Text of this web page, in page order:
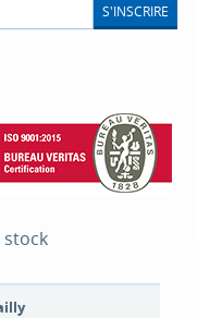
S'INSCRIRE
stock